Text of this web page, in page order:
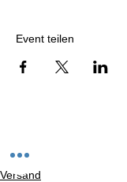
Event teilen
Versand